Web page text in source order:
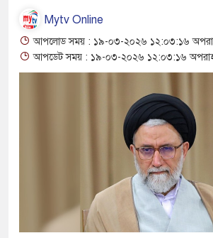
রং
থাকায়
আলাল
যৌনকর্মীর
সারজিস-
Mytv Online
আপলোড সময় : ১৯-০৩-২০২৬ ১২:০৩:১৬
আপডেট সময় : ১৯-০৩-২০২৬ ১২:০৩:১৬